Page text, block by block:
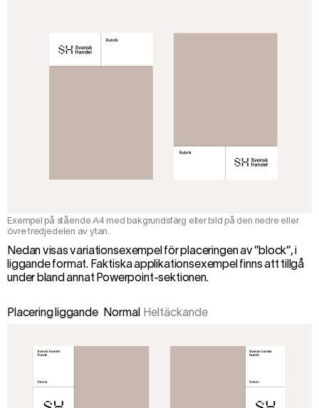
Exempel på stående A4 med bakgrundsfärg eller bild på den nedre eller
övre tredjedelen av ytan.
Nedan visas variationsexempel för placeringen av ”block”, i
liggande format. Faktiska applikationsexempel finns att tillgå
under bland annat Powerpoint-sektionen.
Placering liggande Normal Heltäckande